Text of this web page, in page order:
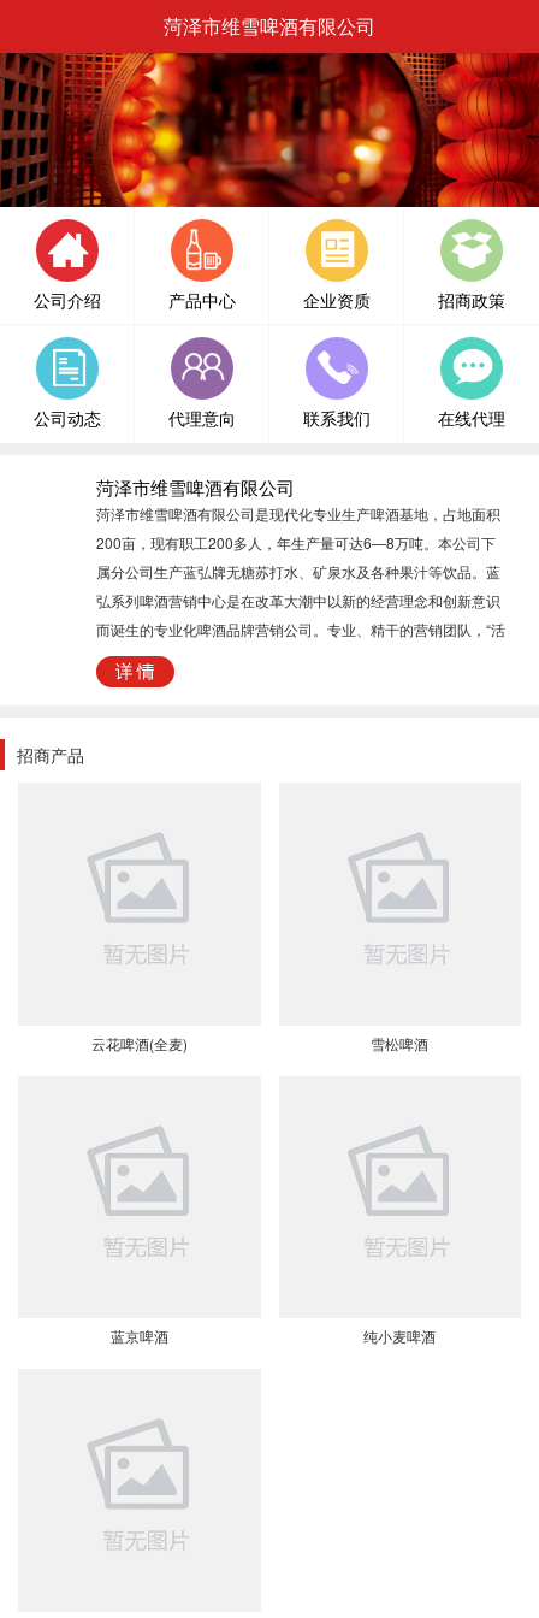
菏泽市维雪啤酒有限公司
公司介绍 产品中心 企业资质 招商政策
公司动态 代理意向 联系我们 在线代理
菏泽市维雪啤酒有限公司
菏泽市维雪啤酒有限公司是现代化专业生产啤酒基地，占地面积
200亩，现有职工200多人，年生产量可达6—8万吨。本公司下
属分公司生产蓝弘牌无糖苏打水、矿泉水及各种果汁等饮品。蓝
弘系列啤酒营销中心是在改革大潮中以新的经营理念和创新意识
而诞生的专业化啤酒品牌营销公司。专业、精干的营销团队，“活
出生命意义”的公司精神，求实创新，锲而不舍的追求，将会在业
界创造显赫的传奇。海纳百川、能荣乃大的胸怀；“想干事的人有
营宗旨、用心酿造每一滴啤酒，让每滴啤酒都是精品的质量意
识；顾客是我们的衣食父母的服务理念；变则生、不变则死的公
司经营战略：“以人为本、诚信为本”的企业经营核心；将会缔造
啤酒行业的奇迹。
招商产品
云花啤酒(全麦) 雪松啤酒
蓝京啤酒 纯小麦啤酒